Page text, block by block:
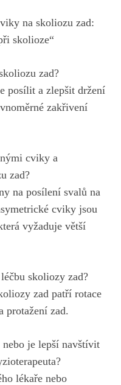
na skoliozu zad:
skolioze“
zad?
posílit a zlepšit držení
zakřivení
cviky ⁢a
zad?
na ​posílení svalů na​
cviky jsou
vyžaduje větší‌
⁢skoliozy zad?
zad ⁢patří rotace‌
protažení zad.
nebo je lepší navštívit
lékaře nebo​